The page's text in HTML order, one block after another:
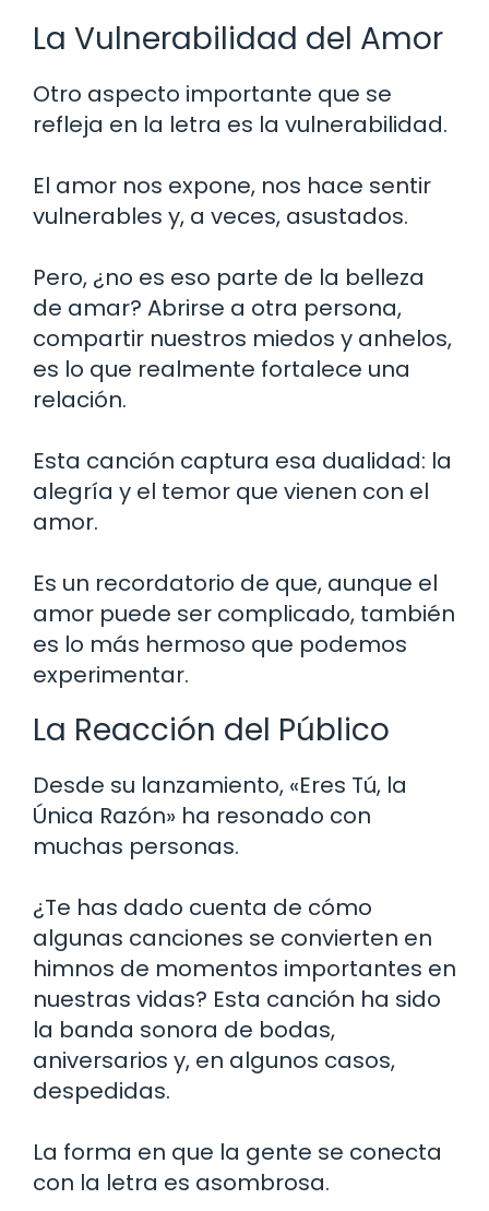
La Vulnerabilidad del Amor
Otro aspecto importante que se
refleja en la letra es la vulnerabilidad.
El amor nos expone, nos hace sentir
vulnerables y, a veces, asustados.
Pero, ¿no es eso parte de la belleza
de amar? Abrirse a otra persona,
compartir nuestros miedos y anhelos,
es lo que realmente fortalece una
relación.
Esta canción captura esa dualidad: la
alegría y el temor que vienen con el
amor.
Es un recordatorio de que, aunque el
amor puede ser complicado, también
es lo más hermoso que podemos
experimentar.
La Reacción del Público
Desde su lanzamiento, «Eres Tú, la
Única Razón» ha resonado con
muchas personas.
¿Te has dado cuenta de cómo
algunas canciones se convierten en
himnos de momentos importantes en
nuestras vidas? Esta canción ha sido
la banda sonora de bodas,
aniversarios y, en algunos casos,
despedidas.
La forma en que la gente se conecta
con la letra es asombrosa.